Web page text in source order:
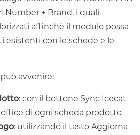
+ Brand, i quali
affinchè il modulo possa
esistenti con le schede e le
avvenire:
: con il bottone Sync Icecat
di ogni scheda prodotto
: utilizzando il tasto Aggiorna